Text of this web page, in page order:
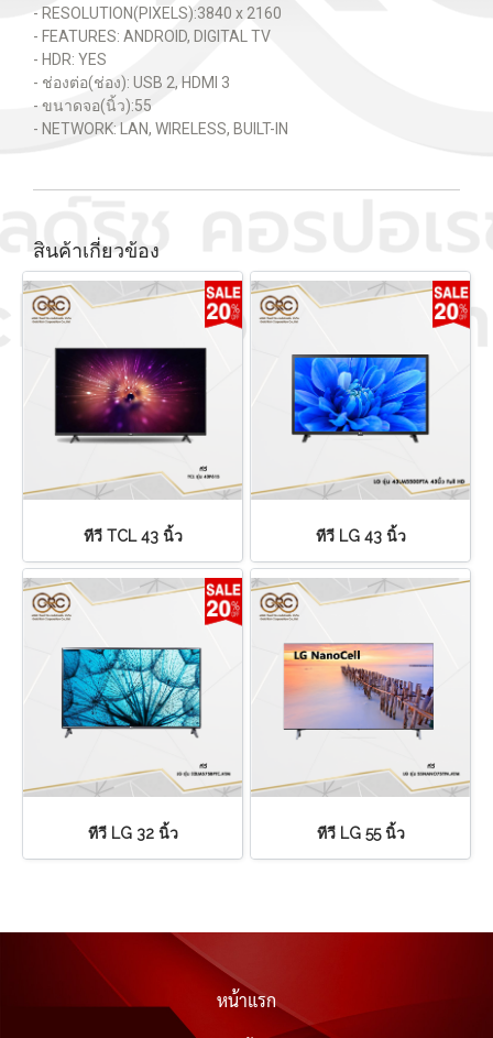
- RESOLUTION(PIXELS):3840 x 2160
- FEATURES: ANDROID, DIGITAL TV
- HDR: YES
- ช่องต่อ(ช่อง): USB 2, HDMI 3
- ขนาดจอ(นิ้ว):55
- NETWORK: LAN, WIRELESS, BUILT-IN
สินค้าเกี่ยวข้อง
ทีวี TCL 43 นิ้ว ทีวี LG 43 นิ้ว
ทีวี LG 32 นิ้ว ทีวี LG 55 นิ้ว
หน้าแรก